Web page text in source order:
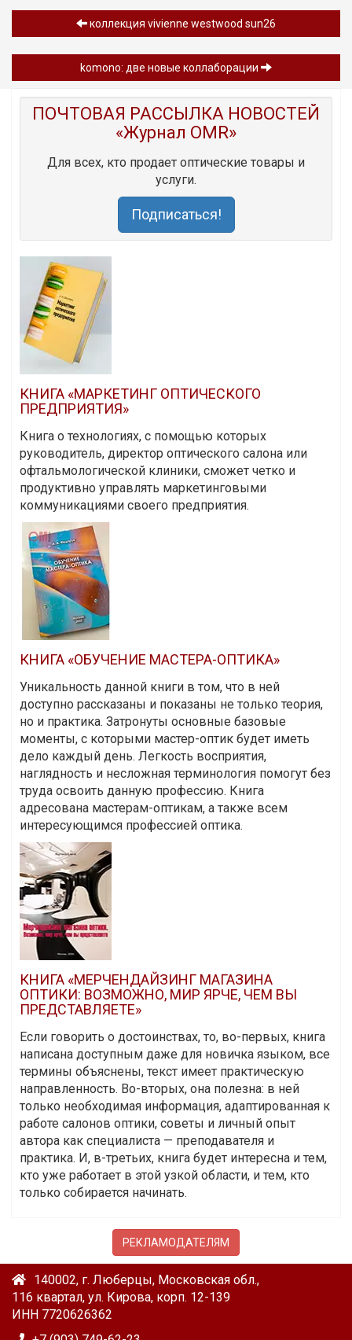
коллекция vivienne westwood sun26
komono: две новые коллаборации
ПОЧТОВАЯ РАССЫЛКА НОВОСТЕЙ
«Журнал OMR»
Для всех, кто продает оптические товары и
услуги.
Подписаться!
КНИГА «МАРКЕТИНГ ОПТИЧЕСКОГО
ПРЕДПРИЯТИЯ»
Книга о технологиях, с помощью которых
руководитель, директор оптического салона или
офтальмологической клиники, сможет четко и
продуктивно управлять маркетинговыми
коммуникациями своего предприятия.
КНИГА «ОБУЧЕНИЕ МАСТЕРА-ОПТИКА»
Уникальность данной книги в том, что в ней
доступно рассказаны и показаны не только теория,
но и практика. Затронуты основные базовые
моменты, с которыми мастер-оптик будет иметь
дело каждый день. Легкость восприятия,
наглядность и несложная терминология помогут без
труда освоить данную профессию. Книга
адресована мастерам-оптикам, а также всем
интересующимся профессией оптика.
КНИГА «МЕРЧЕНДАЙЗИНГ МАГАЗИНА
ОПТИКИ: ВОЗМОЖНО, МИР ЯРЧЕ, ЧЕМ ВЫ
ПРЕДСТАВЛЯЕТЕ»
Если говорить о достоинствах, то, во-первых, книга
написана доступным даже для новичка языком, все
термины объяснены, текст имеет практическую
направленность. Во-вторых, она полезна: в ней
только необходимая информация, адаптированная к
работе салонов оптики, советы и личный опыт
автора как специалиста — преподавателя и
практика. И, в-третьих, книга будет интересна и тем,
кто уже работает в этой узкой области, и тем, кто
только собирается начинать.
РЕКЛАМОДАТЕЛЯМ
140002, г. Люберцы, Московская обл.,
116 квартал, ул. Кирова, корп. 12-139
ИНН 7720626362